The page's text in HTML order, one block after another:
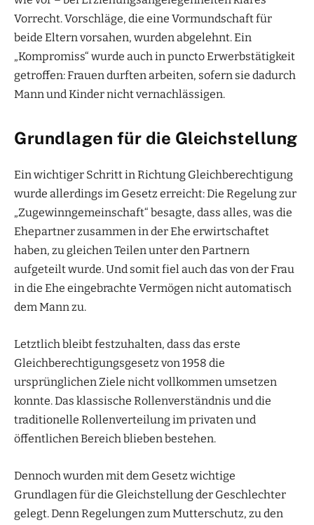
Vorrecht. Vorschläge, die eine Vormundschaft für
beide Eltern vorsahen, wurden abgelehnt. Ein
„Kompromiss“ wurde auch in puncto Erwerbstätigkeit
getroffen: Frauen durften arbeiten, sofern sie dadurch
Mann und Kinder nicht vernachlässigen.
Grundlagen für die Gleichstellung
Ein wichtiger Schritt in Richtung Gleichberechtigung
wurde allerdings im Gesetz erreicht: Die Regelung zur
„Zugewinngemeinschaft“ besagte, dass alles, was die
Ehepartner zusammen in der Ehe erwirtschaftet
haben, zu gleichen Teilen unter den Partnern
aufgeteilt wurde. Und somit fiel auch das von der Frau
in die Ehe eingebrachte Vermögen nicht automatisch
dem Mann zu.
Letztlich bleibt festzuhalten, dass das erste
Gleichberechtigungsgesetz von 1958 die
ursprünglichen Ziele nicht vollkommen umsetzen
konnte. Das klassische Rollenverständnis und die
traditionelle Rollenverteilung im privaten und
öffentlichen Bereich blieben bestehen.
Dennoch wurden mit dem Gesetz wichtige
Grundlagen für die Gleichstellung der Geschlechter
gelegt. Denn Regelungen zum Mutterschutz, zu den